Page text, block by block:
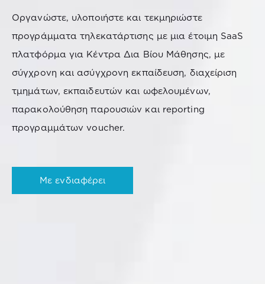
Οργανώστε, υλοποιήστε και τεκμηριώστε
προγράμματα τηλεκατάρτισης με μια έτοιμη SaaS
πλατφόρμα για Κέντρα Δια Βίου Μάθησης, με
σύγχρονη και ασύγχρονη εκπαίδευση, διαχείριση
τμημάτων, εκπαιδευτών και ωφελουμένων,
παρακολούθηση παρουσιών και reporting
προγραμμάτων voucher.
Με ενδιαφέρει